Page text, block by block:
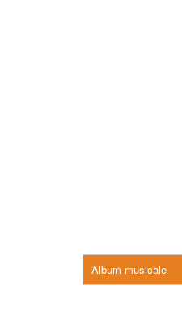
Album musicale